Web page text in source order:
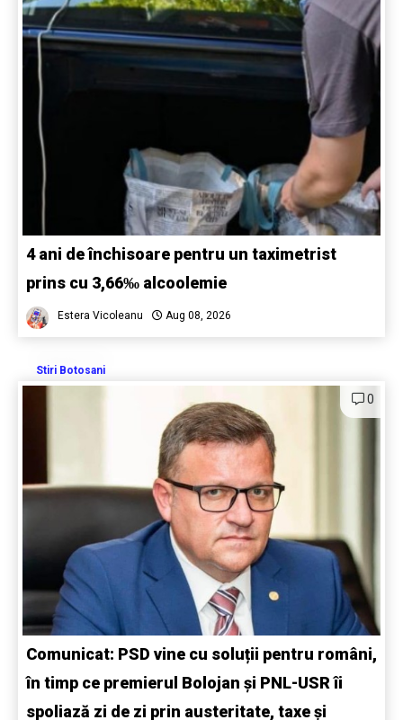
4 ani de închisoare pentru un taximetrist
prins cu 3,66‰ alcoolemie
Estera Vicoleanu Aug 08, 2026
Stiri Botosani
0
Comunicat: PSD vine cu soluții pentru români,
în timp ce premierul Bolojan și PNL-USR îi
spoliază zi de zi prin austeritate, taxe și